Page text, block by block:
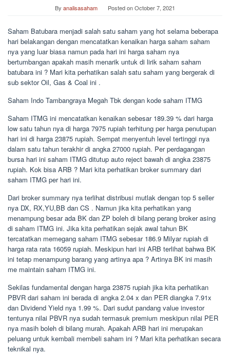
By analisasaham Posted onOctober 7, 2021
Saham Batubara menjadi salah satu saham yang hot selama beberapa
hari belakangan dengan mencatatkan kenaikan harga saham saham
nya yang luar biasa namun pada hari ini harga saham nya
bertumbangan apakah masih menarik untuk di lirik saham saham
batubara ini ? Mari kita perhatikan salah satu saham yang bergerak di
sub sektor Oil, Gas & Coal ini .
Saham Indo Tambangraya Megah Tbk dengan kode saham ITMG
Saham ITMG ini mencatatkan kenaikan sebesar 189.39 % dari harga
low satu tahun nya di harga 7975 rupiah terhitung per harga penutupan
hari ini di harga 23875 rupiah. Sempat menyentuh level tertinggi nya
dalam satu tahun terakhir di angka 27000 rupiah. Per perdagangan
bursa hari ini saham ITMG ditutup auto reject bawah di angka 23875
rupiah. Kok bisa ARB ? Mari kita perhatikan broker summary dari
saham ITMG per hari ini.
Dari broker summary nya terlihat distribusi mutlak dengan top 5 seller
nya DX, RX,YU,BB dan CS . Namun jika kita perhatikan yang
menampung besar ada BK dan ZP boleh di bilang perang broker asing
di saham ITMG ini. Jika kita perhatikan sejak awal tahun BK
tercatatkan memegang saham ITMG sebesar 186.9 Milyar rupiah di
harga rata rata 16059 rupiah. Meskipun hari ini ARB terlihat bahwa BK
ini tetap menampung barang yang artinya apa ? Artinya BK ini masih
me maintain saham ITMG ini.
Sekilas fundamental dengan harga 23875 rupiah jika kita perhatikan
PBVR dari saham ini berada di angka 2.04 x dan PER diangka 7.91x
dan Dividend Yield nya 1.99 %. Dari sudut pandang value investor
tentunya nilai PBVR nya sudah termasuk premium meskipun nilai PER
nya masih boleh di bilang murah. Apakah ARB hari ini merupakan
peluang untuk kembali membeli saham ini ? Mari kita perhatikan secara
teknikal nya.